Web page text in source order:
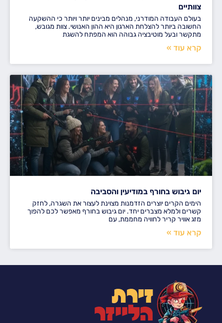
צוותיים
בעולם העבודה המודרני, מנהלים מבינים יותר ויותר כי ההשקעה
החשובה ביותר להצלחת הארגון היא ההון האנושי. צוות מגובש,
מתקשר ובעל מוטיבציה גבוהה הוא המפתח להשגת
קרא עוד »
יום גיבוש בחורף במודיעין והסביבה
הימים הקרים יוצרים הזדמנות מצוינת לעצור את השגרה, לחזק
קשרים ולמלא מצברים יחד. יום גיבוש בחורף מאפשר לכם להפוך
מזג אוויר קריר לחוויה מחממת, עם
קרא עוד »